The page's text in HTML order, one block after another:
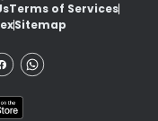
Terms of Services
Sitemap